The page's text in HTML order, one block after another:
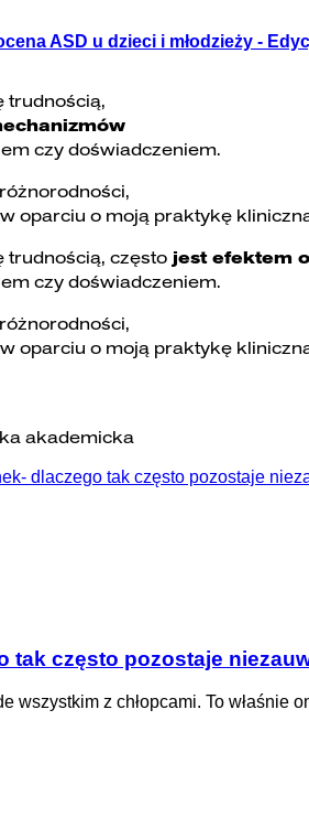
ASD u dzieci i młodzieży -
trudnością,
czy doświadczeniem.
oparciu o moją praktykę
trudnością, częstojest efektem
czy doświadczeniem.
oparciu o moją praktykę
akademicka
dlaczego tak często pozostaje
tak często pozostaje
wszystkim z chłopcami. To